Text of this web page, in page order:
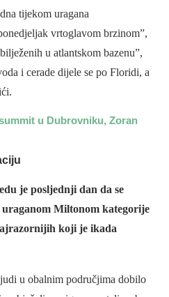
tijekom uragana
vrtoglavom brzinom”,
u atlantskom bazenu”,
i cerade dijele se po Floridi, a
u Dubrovniku, Zoran
je posljednji dan da se
Miltonom kategorije
koji je ikada
u obalnim područjima dobilo